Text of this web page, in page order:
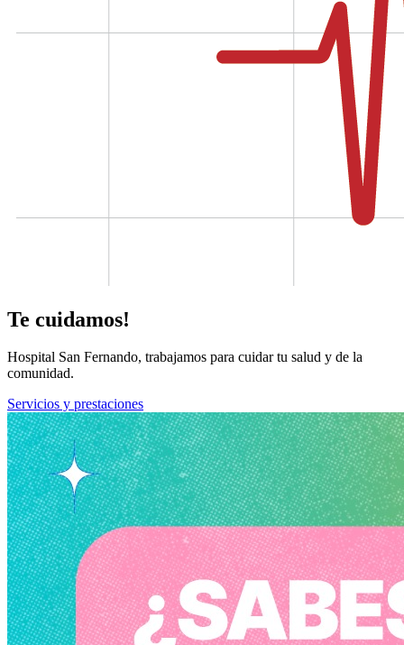
Te cuidamos!
Hospital San Fernando, trabajamos para cuidar tu salud y de la
comunidad.
Servicios y prestaciones